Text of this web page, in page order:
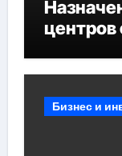
Бизнес и